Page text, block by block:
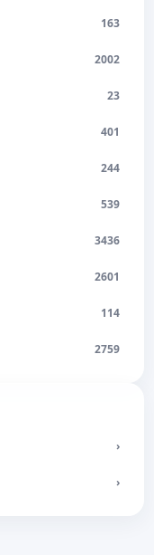
163
2002
23
401
244
539
3436
2601
114
2759
›
›